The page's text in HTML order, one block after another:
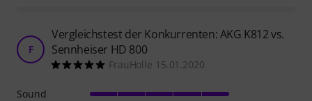
F
Vergleichstest der Konkurrenten: AKG K812 vs.
Sennheiser HD 800
FrauHolle 15.01.2020
Sound